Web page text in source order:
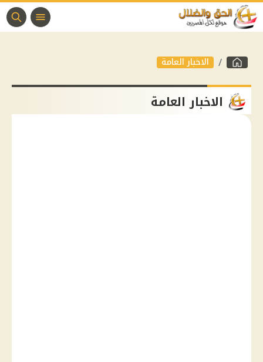
الاخبار العامة
الاخبار العامة